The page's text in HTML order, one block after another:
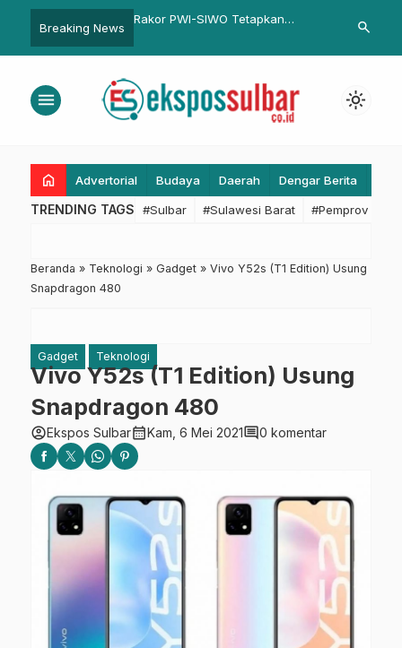
Breaking News
Peserta Porwanas
Aliansi Nissan-Mitsubishi
Upacara
search
menu light_mode
home Advertorial Budaya Daerah Dengar Berita
TRENDING TAGS #Sulbar #Sulawesi Barat #Pemprov
Beranda » Teknologi » Gadget » Vivo Y52s (T1 Edition) Usung
Snapdragon 480
Gadget Teknologi
Vivo Y52s (T1 Edition) Usung
Snapdragon 480
account_circleEkspos Sulbarcalendar_monthKam, 6 Mei 2021comment0 komentar